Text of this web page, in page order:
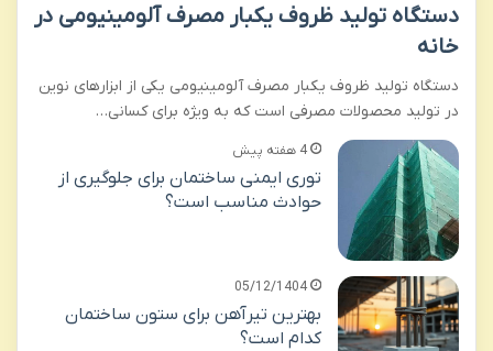
دستگاه تولید ظروف یکبار مصرف آلومینیومی در
خانه
دستگاه تولید ظروف یکبار مصرف آلومینیومی یکی از ابزارهای نوین
در تولید محصولات مصرفی است که به ویژه برای کسانی…
4 هفته پیش
توری ایمنی ساختمان برای جلوگیری از
حوادث مناسب است؟
05/12/1404
بهترین تیرآهن برای ستون ساختمان
کدام است؟